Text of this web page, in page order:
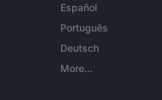
Español
Português
Deutsch
More...